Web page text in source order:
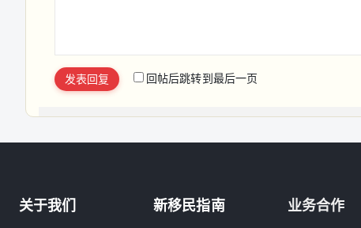
发表回复 回帖后跳转到最后一页
关于我们 新移民指南 业务合作